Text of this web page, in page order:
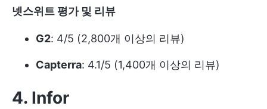
넷스위트평가 및 리뷰
G2: 4/5 (2,800개 이상의 리뷰)
Capterra: 4.1/5 (1,400개 이상의 리뷰)
4. Infor